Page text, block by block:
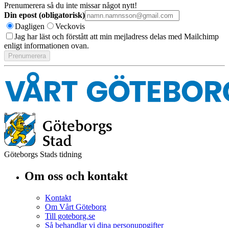
Prenumerera så du inte missar något nytt!
Din epost (obligatorisk)
Dagligen
Veckovis
Jag har läst och förstått att min mejladress delas med Mailchimp
enligt informationen ovan.
Göteborgs Stads tidning
Om oss och kontakt
Kontakt
Om Vårt Göteborg
Till goteborg.se
Så behandlar vi dina personuppgifter